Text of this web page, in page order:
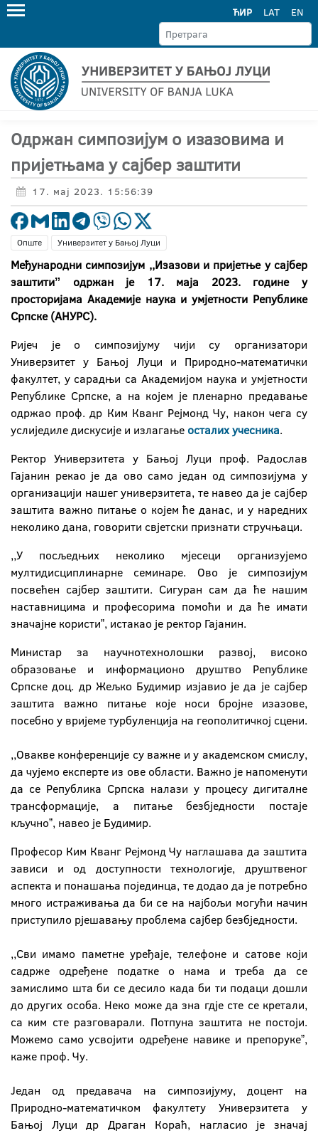
ЋИР LAT EN
Одржан симпозијум о изазовима и
пријетњама у сајбер заштити
17. мај 2023. 15:56:39
Опште Универзитет у Бањој Луци
Међународни симпозијум ,,Изазови и пријетње у сајбер
заштитиˮ одржан је 17. маја 2023. године у
просторијама Академије наука и умјетности Републике
Српске (АНУРС).
Ријеч је о симпозијуму чији су организатори
Универзитет у Бањој Луци и Природно-математички
факултет, у сарадњи са Академијом наука и умјетности
Републике Српске, а на којем је пленарно предавање
одржао проф. др Ким Кванг Рејмонд Чу, након чега су
услиједиле дискусије и излагање осталих учесника.
Ректор Универзитета у Бањој Луци проф. Радослав
Гајанин рекао је да ово само један од симпозијума у
организацији нашег универзитета, те навео да је сајбер
заштита важно питање о којем ће данас, и у наредних
неколико дана, говорити свјетски признати стручњаци.
,,У посљедњих неколико мјесеци организујемо
мултидисциплинарне семинаре. Ово је симпозијум
посвећен сајбер заштити. Сигуран сам да ће нашим
наставницима и професорима помоћи и да ће имати
значајне користиˮ, истакао је ректор Гајанин.
Министар за научнотехнолошки развој, високо
образовање и информационо друштво Републике
Српске доц. др Жељко Будимир изјавио је да је сајбер
заштита важно питање које носи бројне изазове,
посебно у вријеме турбуленција на геополитичкој сцени.
,,Овакве конференције су важне и у академском смислу,
да чујемо експерте из ове области. Важно је напоменути
да се Република Српска налази у процесу дигиталне
трансформације, а питање безбједности постаје
кључноˮ, навео је Будимир.
Професор Ким Кванг Рејмонд Чу наглашава да заштита
зависи и од доступности технологије, друштвеног
аспекта и понашања појединца, те додао да је потребно
много истраживања да би се на најбољи могући начин
приступило рјешавању проблема сајбер безбједности.
,,Сви имамо паметне уређаје, телефоне и сатове који
садрже одређене податке о нама и треба да се
замислимо шта би се десило када би ти подаци дошли
до других особа. Неко може да зна гдје сте се кретали,
са ким сте разговарали. Потпуна заштита не постоји.
Можемо само усвојити одређене навике и препорукеˮ,
каже проф. Чу.
Један од предавача на симпозијуму, доцент на
Природно-математичком факултету Универзитета у
Бањој Луци др Драган Кораћ, нагласио је значај